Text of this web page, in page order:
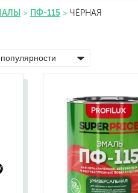
для
нейтральные
(антигрибковые)
ПФ-115 ЧЁРНАЯ